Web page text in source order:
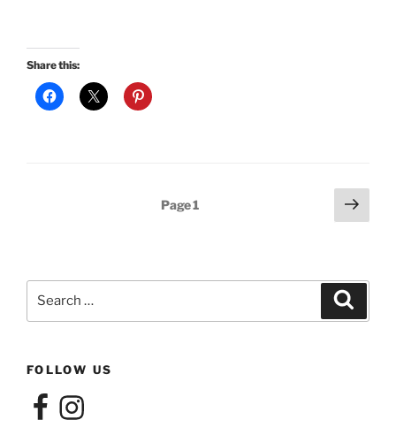
Share this:
Page1
Next
page
FOLLOW US
FacebookInstagram